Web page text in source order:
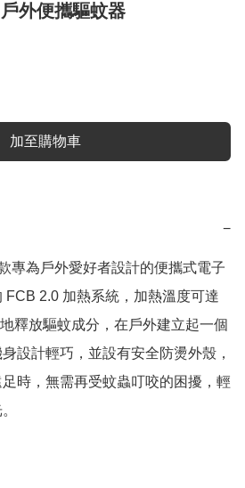
外便攜驅蚊器
加至購物車
−
專為戶外愛好者設計的便攜式電子
FCB 2.0 加熱系統，加熱溫度可達
釋放驅蚊成分，在戶外建立起一個
設計輕巧，並設有安全防燙外殼，
時，無需再受蚊蟲叮咬的困擾，輕